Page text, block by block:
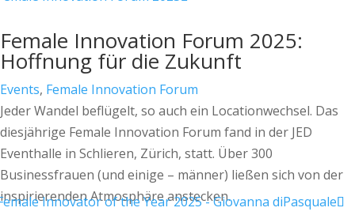
Female Innovation Forum 2025:
Hoffnung für die Zukunft
Events, Female Innovation Forum
Jeder Wandel beflügelt, so auch ein Locationwechsel. Das
diesjährige Female Innovation Forum fand in der JED
Eventhalle in Schlieren, Zürich, statt. Über 300
Businessfrauen (und einige – männer) ließen sich von der
inspirierenden Atmosphäre anstecken.